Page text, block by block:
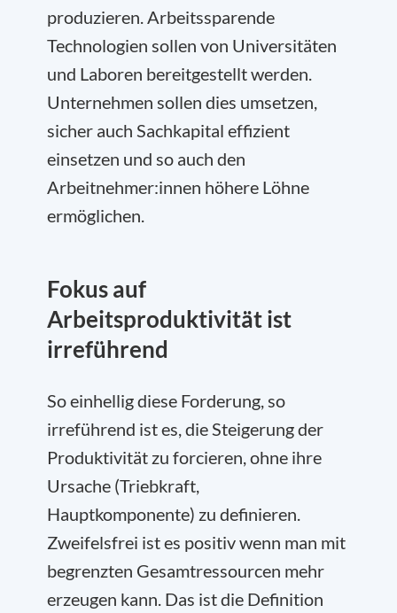
produzieren. Arbeitssparende
Technologien sollen von Universitäten
und Laboren bereitgestellt werden.
Unternehmen sollen dies umsetzen,
sicher auch Sachkapital effizient
einsetzen und so auch den
Arbeitnehmer:innen höhere Löhne
ermöglichen.
Fokus auf
Arbeitsproduktivität ist
irreführend
So einhellig diese Forderung, so
irreführend ist es, die Steigerung der
Produktivität zu forcieren, ohne ihre
Ursache (Triebkraft,
Hauptkomponente) zu definieren.
Zweifelsfrei ist es positiv wenn man mit
begrenzten Gesamtressourcen mehr
erzeugen kann. Das ist die Definition